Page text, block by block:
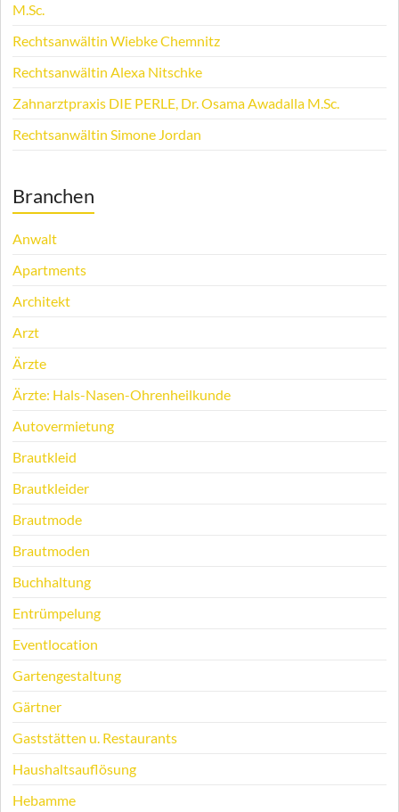
M.Sc.
Rechtsanwältin Wiebke Chemnitz
Rechtsanwältin Alexa Nitschke
Zahnarztpraxis DIE PERLE, Dr. Osama Awadalla M.Sc.
Rechtsanwältin Simone Jordan
Branchen
Anwalt
Apartments
Architekt
Arzt
Ärzte
Ärzte: Hals-Nasen-Ohrenheilkunde
Autovermietung
Brautkleid
Brautkleider
Brautmode
Brautmoden
Buchhaltung
Entrümpelung
Eventlocation
Gartengestaltung
Gärtner
Gaststätten u. Restaurants
Haushaltsauflösung
Hebamme